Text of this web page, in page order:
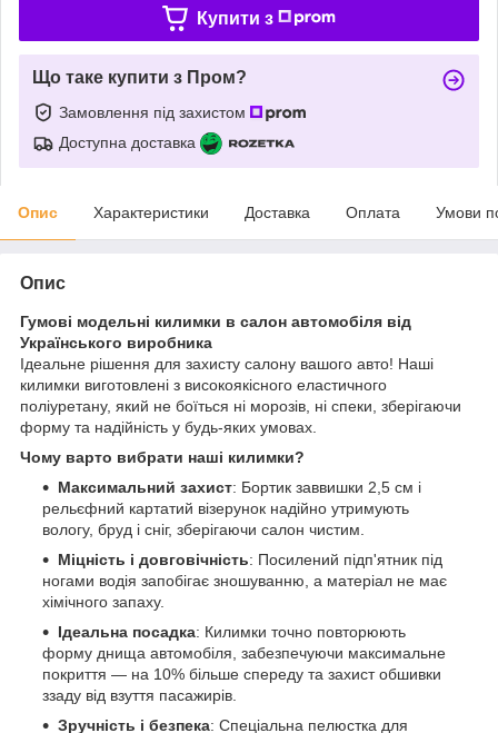
Купити з
Що таке купити з Пром?
Замовлення під захистом
Доступна доставка
Опис Характеристики Доставка Оплата Умови
Опис
Гумові модельні килимки в салон автомобіля від
Українського виробника
Ідеальне рішення для захисту салону вашого авто! Наші
килимки виготовлені з високоякісного еластичного
поліуретану, який не боїться ні морозів, ні спеки, зберігаючи
форму та надійність у будь-яких умовах.
Чому варто вибрати наші килимки?
Максимальний захист: Бортик заввишки 2,5 см і
рельєфний картатий візерунок надійно утримують
вологу, бруд і сніг, зберігаючи салон чистим.
Міцність і довговічність: Посилений підп'ятник під
ногами водія запобігає зношуванню, а матеріал не має
хімічного запаху.
Ідеальна посадка: Килимки точно повторюють
форму днища автомобіля, забезпечуючи максимальне
покриття — на 10% більше спереду та захист обшивки
ззаду від взуття пасажирів.
Зручність і безпека: Спеціальна пелюстка для